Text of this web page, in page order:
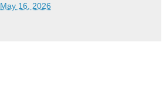
May 16, 2026